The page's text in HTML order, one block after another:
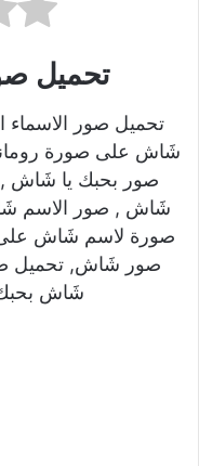
تحميل
تحميل صور
شَاش على صورة
صور بحبك يا شَاش
شَاش , صور الاسم
صورة لاسم شَاش على
صور شَاش, تحميل
شَاش